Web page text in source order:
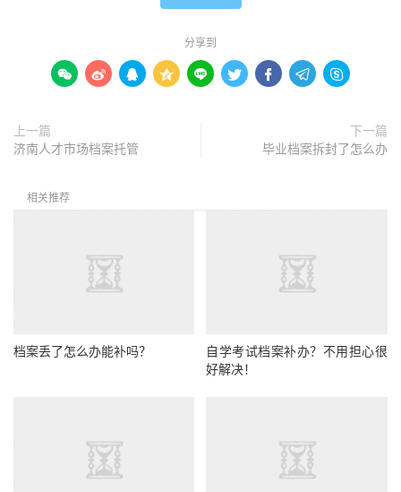
分享到
        
上一篇
济南人才市场档案托管
下一篇
毕业档案拆封了怎么办
相关推荐
档案丢了怎么办能补吗？
自学考试档案补办？不用担心很
好解决！